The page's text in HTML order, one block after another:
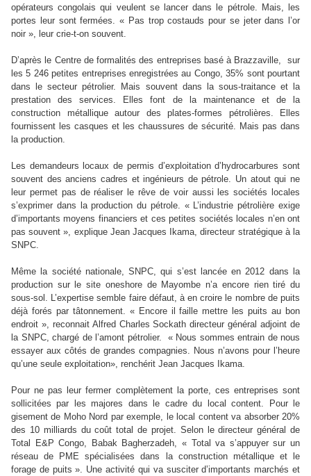
opérateurs congolais qui veulent se lancer dans le pétrole. Mais, les
portes leur sont fermées. « Pas trop costauds pour se jeter dans l’or
noir », leur crie-t-on souvent.
D’après le Centre de formalités des entreprises basé à Brazzaville, sur
les 5 246 petites entreprises enregistrées au Congo, 35% sont pourtant
dans le secteur pétrolier. Mais souvent dans la sous-traitance et la
prestation des services. Elles font de la maintenance et de la
construction métallique autour des plates-formes pétrolières. Elles
fournissent les casques et les chaussures de sécurité. Mais pas dans
la production.
Les demandeurs locaux de permis d’exploitation d’hydrocarbures sont
souvent des anciens cadres et ingénieurs de pétrole. Un atout qui ne
leur permet pas de réaliser le rêve de voir aussi les sociétés locales
s’exprimer dans la production du pétrole. « L’industrie pétrolière exige
d’importants moyens financiers et ces petites sociétés locales n’en ont
pas souvent », explique Jean Jacques Ikama, directeur stratégique à la
SNPC.
Même la société nationale, SNPC, qui s’est lancée en 2012 dans la
production sur le site oneshore de Mayombe n’a encore rien tiré du
sous-sol. L’expertise semble faire défaut, à en croire le nombre de puits
déjà forés par tâtonnement. « Encore il faille mettre les puits au bon
endroit », reconnait Alfred Charles Sockath directeur général adjoint de
la SNPC, chargé de l’amont pétrolier. « Nous sommes entrain de nous
essayer aux côtés de grandes compagnies. Nous n’avons pour l’heure
qu’une seule exploitation», renchérit Jean Jacques Ikama.
Pour ne pas leur fermer complètement la porte, ces entreprises sont
sollicitées par les majores dans le cadre du local content. Pour le
gisement de Moho Nord par exemple, le local content va absorber 20%
des 10 milliards du coût total de projet. Selon le directeur général de
Total E&P Congo, Babak Bagherzadeh, « Total va s’appuyer sur un
réseau de PME spécialisées dans la construction métallique et le
forage de puits ». Une activité qui va susciter d’importants marchés et